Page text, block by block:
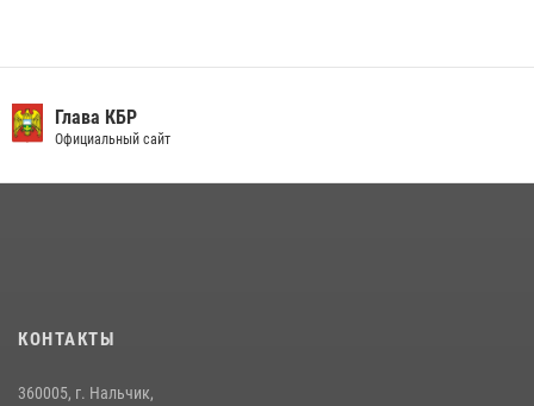
округе Росгвардии
09 июля 2026, 08:36
Росгвардейцы Кабардино-Балкарии почтили память погибших в
Глава КБР
Официальный сайт
КОНТАКТЫ
360005, г. Нальчик,